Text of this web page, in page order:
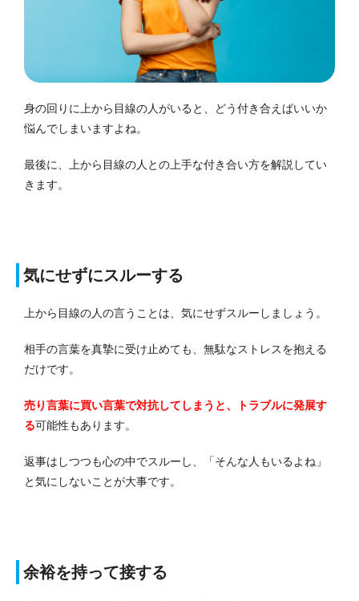
身の回りに上から目線の人がいると、どう付き合えばいいか
悩んでしまいますよね。
最後に、上から目線の人との上手な付き合い方を解説してい
きます。
気にせずにスルーする
上から目線の人の言うことは、気にせずスルーしましょう。
相手の言葉を真摯に受け止めても、無駄なストレスを抱える
だけです。
売り言葉に買い言葉で対抗してしまうと、トラブルに発展す
る可能性もあります。
返事はしつつも心の中でスルーし、「そんな人もいるよね」
と気にしないことが大事です。
余裕を持って接する